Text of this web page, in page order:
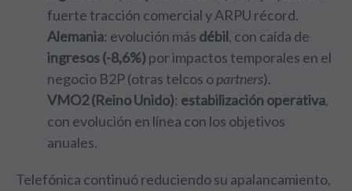
fuerte tracción comercial y ARPU récord.
Alemania: evolución más débil, con caída de
ingresos (-8,6%) por impactos temporales en el
negocio B2P (otras telcos opartners).
VMO2 (Reino Unido): estabilización operativa,
con evolución en línea con los objetivos
anuales.
Telefónica continuó reduciendo su apalancamiento,